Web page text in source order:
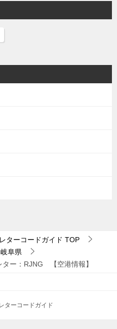
ターコードガイド TOP
岐阜県
ー：RJNG 【空港情報】
ターコードガイド